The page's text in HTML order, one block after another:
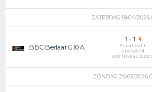
ZATERDAG 18/04/2026
BBC Berlaar G10 A
1 - 1
Sporthal t
Stapveld
U10 Niveau 3 R2
ZONDAG 29/03/2026